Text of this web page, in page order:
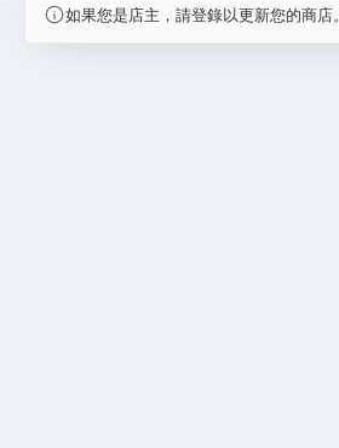
如果您是店主，請登錄以更新您的商店。